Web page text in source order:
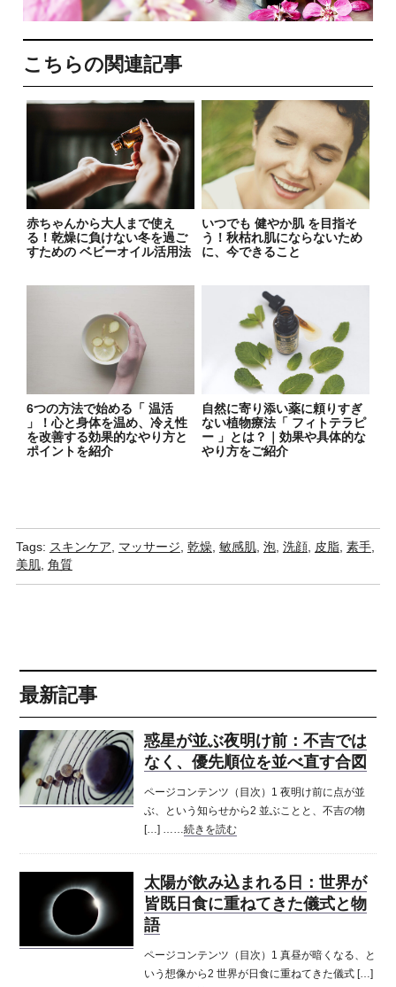
こちらの関連記事
赤ちゃんから大人まで使え
る！乾燥に負けない冬を過ご
すための ベビーオイル活用法
いつでも 健やか肌 を目指そ
う！秋枯れ肌にならないため
に、今できること
6つの方法で始める「 温活
」！心と身体を温め、冷え性
を改善する効果的なやり方と
ポイントを紹介
自然に寄り添い薬に頼りすぎ
ない植物療法「 フィトテラピ
ー 」とは？｜効果や具体的な
やり方をご紹介
Tags: スキンケア, マッサージ, 乾燥, 敏感肌, 泡, 洗顔, 皮脂, 素手,
美肌, 角質
最新記事
惑星が並ぶ夜明け前：不吉では
なく、優先順位を並べ直す合図
ページコンテンツ（目次）1 夜明け前に点が並
ぶ、という知らせから2 並ぶことと、不吉の物
[…] ……続きを読む
太陽が飲み込まれる日：世界が
皆既日食に重ねてきた儀式と物
語
ページコンテンツ（目次）1 真昼が暗くなる、と
いう想像から2 世界が日食に重ねてきた儀式 […]